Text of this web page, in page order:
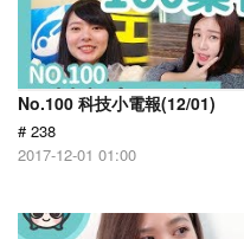
No.100 科技小電報(12/01)
# 238
2017-12-01 01:00